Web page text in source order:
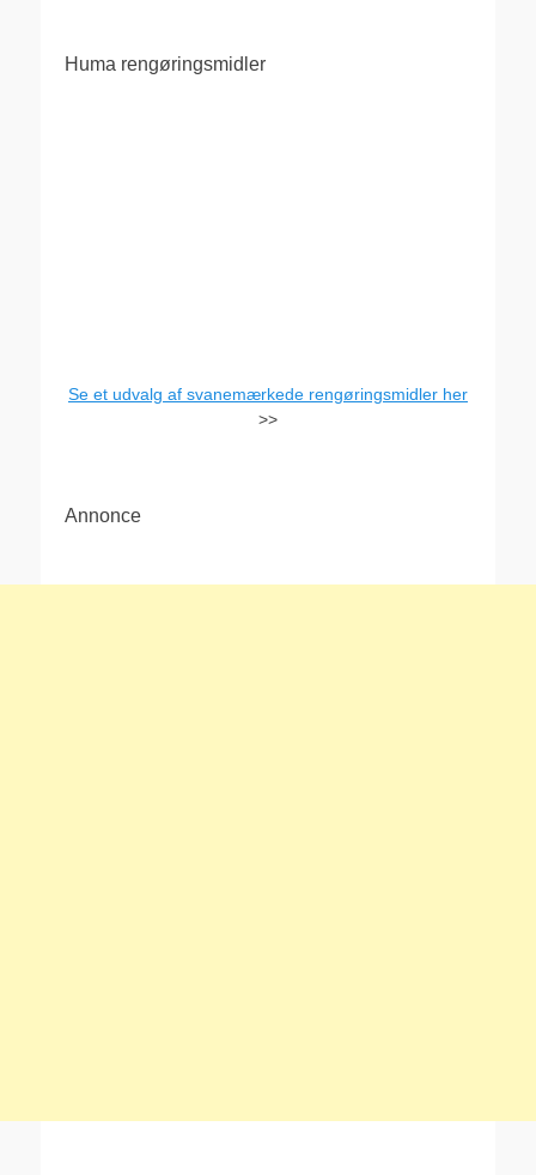
Huma rengøringsmidler
Se et udvalg af svanemærkede rengøringsmidler her
>>
Annonce